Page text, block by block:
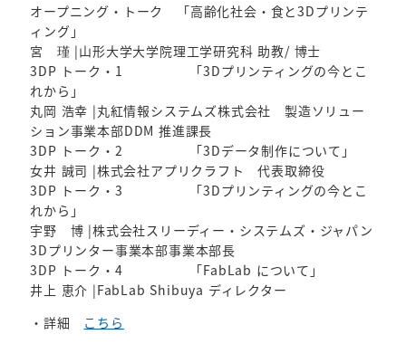
オープニング・トーク 「高齢化社会・食と3Dプリンテ
ィング」
宮 瑾 |山形大学大学院理工学研究科 助教/ 博士
3DP トーク・1 「3Dプリンティングの今とこ
れから」
丸岡 浩幸 |丸紅情報システムズ株式会社 製造ソリュー
ション事業本部DDM 推進課長
3DP トーク・2 「3Dデータ制作について」
女井 誠司 |株式会社アプリクラフト 代表取締役
3DP トーク・3 「3Dプリンティングの今とこ
れから」
宇野 博 |株式会社スリーディー・システムズ・ジャパン
3Dプリンター事業本部事業本部長
3DP トーク・4 「FabLab について」
井上 恵介 |FabLab Shibuya ディレクター
・詳細 こちら